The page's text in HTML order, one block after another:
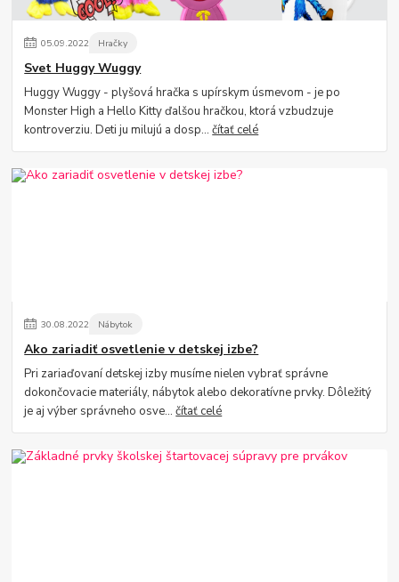
05.09.2022 Hračky
Svet Huggy Wuggy
Huggy Wuggy - plyšová hračka s upírskym úsmevom - je po
Monster High a Hello Kitty ďalšou hračkou, ktorá vzbudzuje
kontroverziu. Deti ju milujú a dosp...čítať celé
30.08.2022 Nábytok
Ako zariadiť osvetlenie v detskej izbe?
Pri zariaďovaní detskej izby musíme nielen vybrať správne
dokončovacie materiály, nábytok alebo dekoratívne prvky. Dôležitý
je aj výber správneho osve...čítať celé